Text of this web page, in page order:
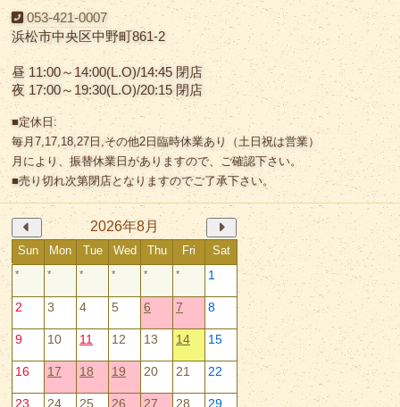
053-421-0007
浜松市中央区中野町861-2
昼 11:00～14:00(L.O)/14:45 閉店
夜 17:00～19:30(L.O)/20:15 閉店
■定休日:
毎月7,17,18,27日,その他2日臨時休業あり（土日祝は営業）
月により、振替休業日がありますので、ご確認下さい。
■売り切れ次第閉店となりますのでご了承下さい。